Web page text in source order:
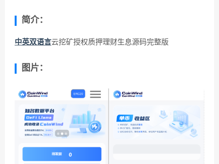
简介：
中英双语言云挖矿授权质押理财生息源码完整版
图片：